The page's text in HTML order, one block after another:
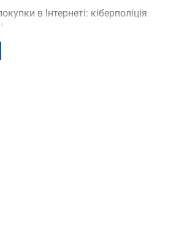
в Інтернеті: кіберполіція
світовий рекорд:
230 татуювань кісток та